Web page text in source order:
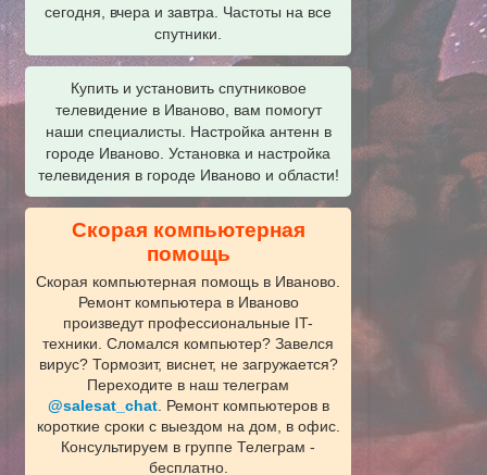
сегодня, вчера и завтра. Частоты на все
спутники.
Купить и установить спутниковое
телевидение в Иваново, вам помогут
наши специалисты. Настройка антенн в
городе Иваново. Установка и настройка
телевидения в городе Иваново и области!
Скорая компьютерная
помощь
Скорая компьютерная помощь в Иваново.
Ремонт компьютера в Иваново
произведут профессиональные IT-
техники. Сломался компьютер? Завелся
вирус? Тормозит, виснет, не загружается?
Переходите в наш телеграм
@salesat_chat. Ремонт компьютеров в
короткие сроки с выездом на дом, в офис.
Консультируем в группе Телеграм -
бесплатно.